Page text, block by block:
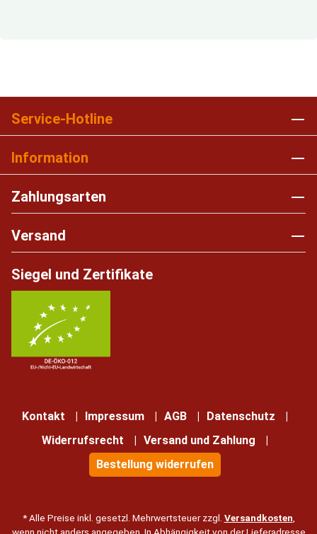
Service-Hotline
Information
Zahlungsarten
Versand
Siegel und Zertifikate
Kontakt Impressum AGB
Datenschutz
Widerrufsrecht
Versand und Zahlung
Bestellung widerrufen
* Alle Preise inkl. gesetzl. Mehrwertsteuer zzgl. Versandkosten